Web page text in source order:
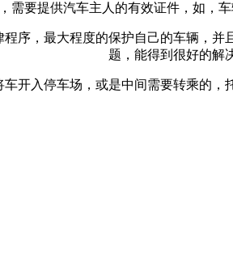
需要提供汽车主人的有效证件，如，
序，最大程度的保护自己的车辆，
题，能得到很好的解
开入停车场，或是中间需要转乘的